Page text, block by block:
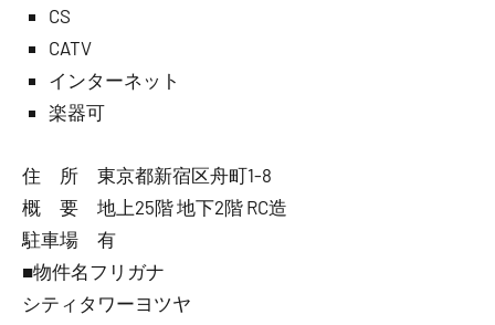
CS
CATV
インターネット
楽器可
住 所 東京都新宿区舟町1-8
概 要 地上25階 地下2階 RC造
駐車場 有
■物件名フリガナ
シティタワーヨツヤ